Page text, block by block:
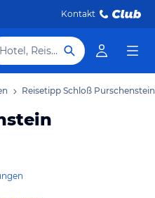
Kontakt
Hotel, Reiseziel
Reisetipp Schloß Purschenstein